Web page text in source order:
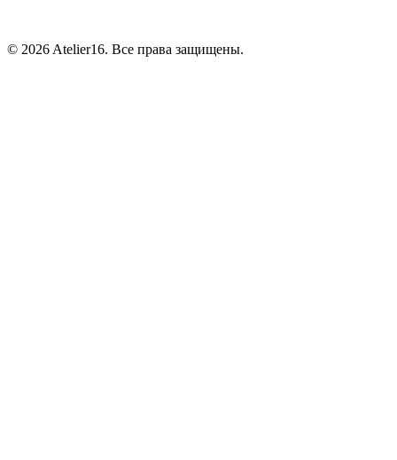
© 2026 Atelier16. Все права защищены.